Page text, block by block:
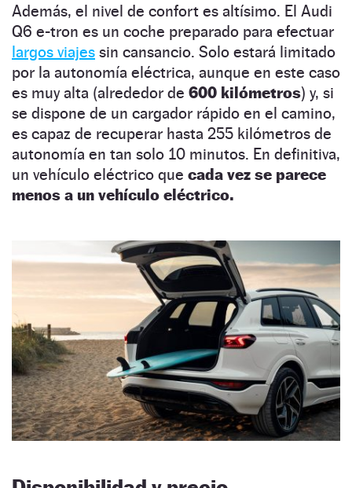
Además, el nivel de confort es altísimo. El Audi
Q6 e-tron es un coche preparado para efectuar
largos viajes sin cansancio. Solo estará limitado
por la autonomía eléctrica, aunque en este caso
es muy alta (alrededor de 600 kilómetros) y, si
se dispone de un cargador rápido en el camino,
es capaz de recuperar hasta 255 kilómetros de
autonomía en tan solo 10 minutos. En definitiva,
un vehículo eléctrico que cada vez se parece
menos a un vehículo eléctrico.